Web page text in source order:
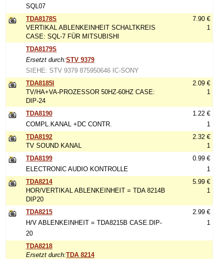
SQL07
TDA8178S
VERTIKAL ABLENKEINHEIT SCHALTKREIS
CASE: SQL-7 FÜR MITSUBISHI
7.90 €
1
TDA8179S
Ersetzt durch:STV 9379
SIEHE: STV 9379 875950646 IC-SONY
TDA8185I
TV/HA+VA-PROZESSOR 50HZ-60HZ CASE:
DIP-24
2.09 €
1
TDA8190
COMPL.KANAL +DC CONTR.
1.22 €
1
TDA8192
TV SOUND KANAL
2.32 €
1
TDA8199
ELECTRONIC AUDIO KONTROLLE
0.99 €
1
TDA8214
HOR/VERTIKAL ABLENKEINHEIT = TDA 8214B
DIP20
5.99 €
1
TDA8215
H/V ABLENKEINHEIT = TDA8215B CASE.DIP-
20
2.99 €
1
TDA8218
Ersetzt durch:TDA 8214